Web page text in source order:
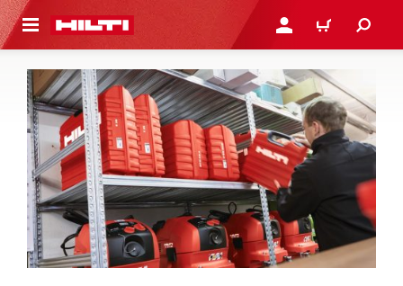
SATURU PIESLĒGTIES VAI
IEPIRKŠANĀS